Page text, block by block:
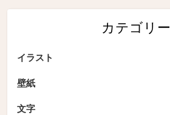
カテゴリー
イラスト
壁紙
文字